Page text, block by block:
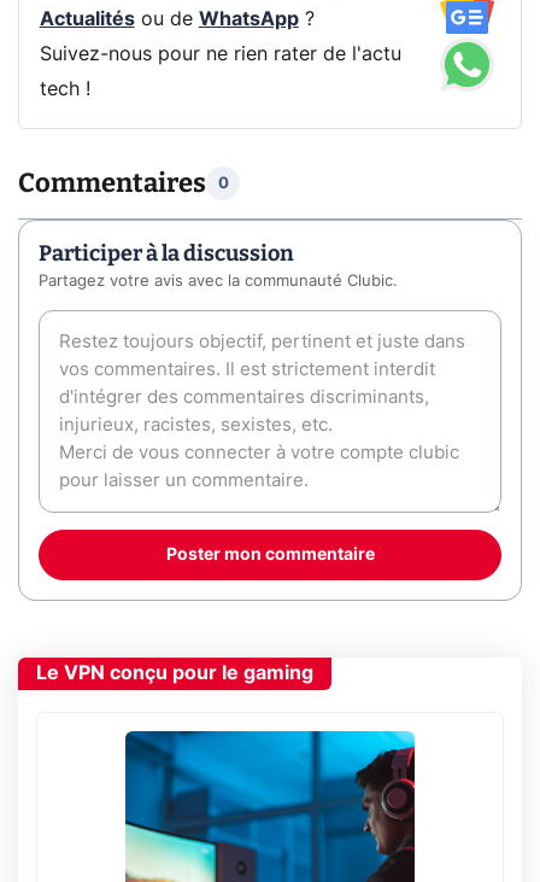
Actualitésou de WhatsApp?
Suivez-nous pour ne rien rater de l'actu
tech !
Commentaires 0
Participer à la discussion
Partagez votre avis avec la communauté Clubic.
Poster mon commentaire
Le VPN conçu pour le gaming